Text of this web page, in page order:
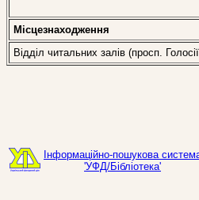
Місцезнаходження
Відділ читальних залів (просп.
Інформаційно-пошукова
'УФД/Бібліотека'